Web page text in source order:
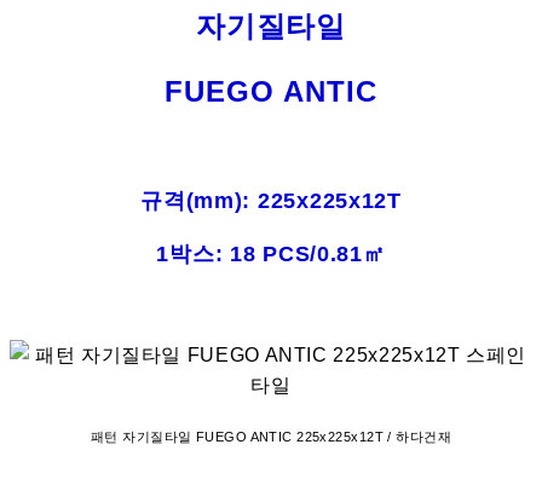
자기질타일
FUEGO ANTIC
규격(mm): 225x225x12T
1박스: 18 PCS/0.81㎡
패턴 자기질타일 FUEGO ANTIC 225x225x12T / 하다건재